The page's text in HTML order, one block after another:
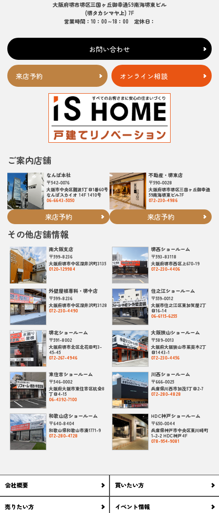
大阪府堺市堺区三国ヶ丘御幸通59南海堺東ビル
(堺タカシマヤ上) 7F
営業時間：10：00～18：00 定休日：
お問い合わせ
来店予約 オンライン相談
ご案内店舗
なんば本社
〒542-0076
大阪市中央区難波5丁目1番60号
なんばスカイオ 14F 1410号
06-6643-5050
来店予約
不動産・堺東店
〒590-0028
大阪府堺市堺区三国ヶ丘御幸通
59南海堺東ビル7F
072-230-4986
来店予約
その他店舗情報
南大阪支店
〒599-8236
大阪府堺市中区深井沢町3135
0120-129984
外壁屋根専科・堺中店
〒599-8236
大阪府堺市中区深井沢町3128
072-230-4490
堺北ショールーム
〒591-8002
大阪府堺市北区北花田町3-
45-45
072-267-4946
東住吉ショールーム
〒546-0002
大阪府大阪市東住吉区杭全8
丁目4-15
06-4392-7100
和歌山店ショールーム
〒640-8404
和歌山県和歌山市湊1771-9
072-280-4728
堺西ショールーム
〒593-83118
大阪府堺市西区上670-19
072-230-4406
住之江ショールーム
〒559-0012
大阪市住之江区東加賀屋2丁
目16-14
06-6115-6255
大阪狭山ショールーム
〒589-0013
大阪府大阪狭山市茱萸木2丁
目1443-1
072-230-4456
川西ショールーム
〒666-0025
兵庫県川西市加茂5丁目2-7
072-280-4828
HDC神戸ショールーム
〒650-0044
兵庫県神戸市中央区東川崎町
1-2-2 HDC神戸4F
078-954-9081
会社概要 買いたい方
売りたい方 イベント情報